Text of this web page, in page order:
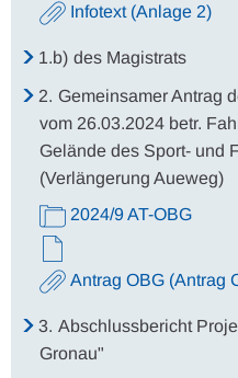
Infotext (Anlage 2)
1.b) des Magistrats
2. Gemeinsamer Antrag
vom 26.03.2024 betr.
Gelände des Sport- und
(Verlängerung Aueweg)
2024/9 AT-OBG
Antrag OBG (Antrag
3. Abschlussbericht
Gronau"